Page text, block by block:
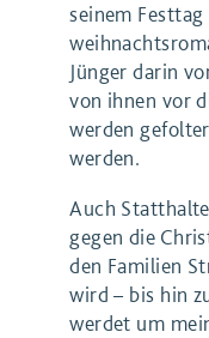
seinem
Jünger darin
von ihnen vor
werden
werden.
Auch
gegen die
den Familien
wird – bis hin
werdet um